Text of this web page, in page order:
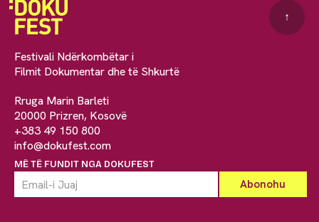
Festivali Ndërkombëtar i
Filmit Dokumentar dhe të Shkurtë
Rruga Marin Barleti
20000 Prizren, Kosovë
+383 49 150 800
info@dokufest.com
MË TË FUNDIT NGA DOKUFEST
↑